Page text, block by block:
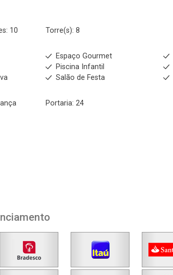
10
Torre(s): 8
Espaço Gourmet
Piscina Infantil
Salão de Festa
Portaria: 24